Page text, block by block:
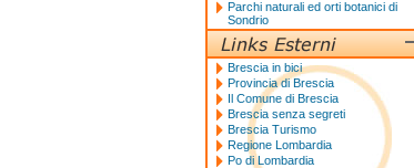
Parchi naturali ed orti botanici di
Sondrio
Brescia in bici
Provincia di Brescia
Il Comune di Brescia
Brescia senza segreti
Brescia Turismo
Regione Lombardia
Po di Lombardia